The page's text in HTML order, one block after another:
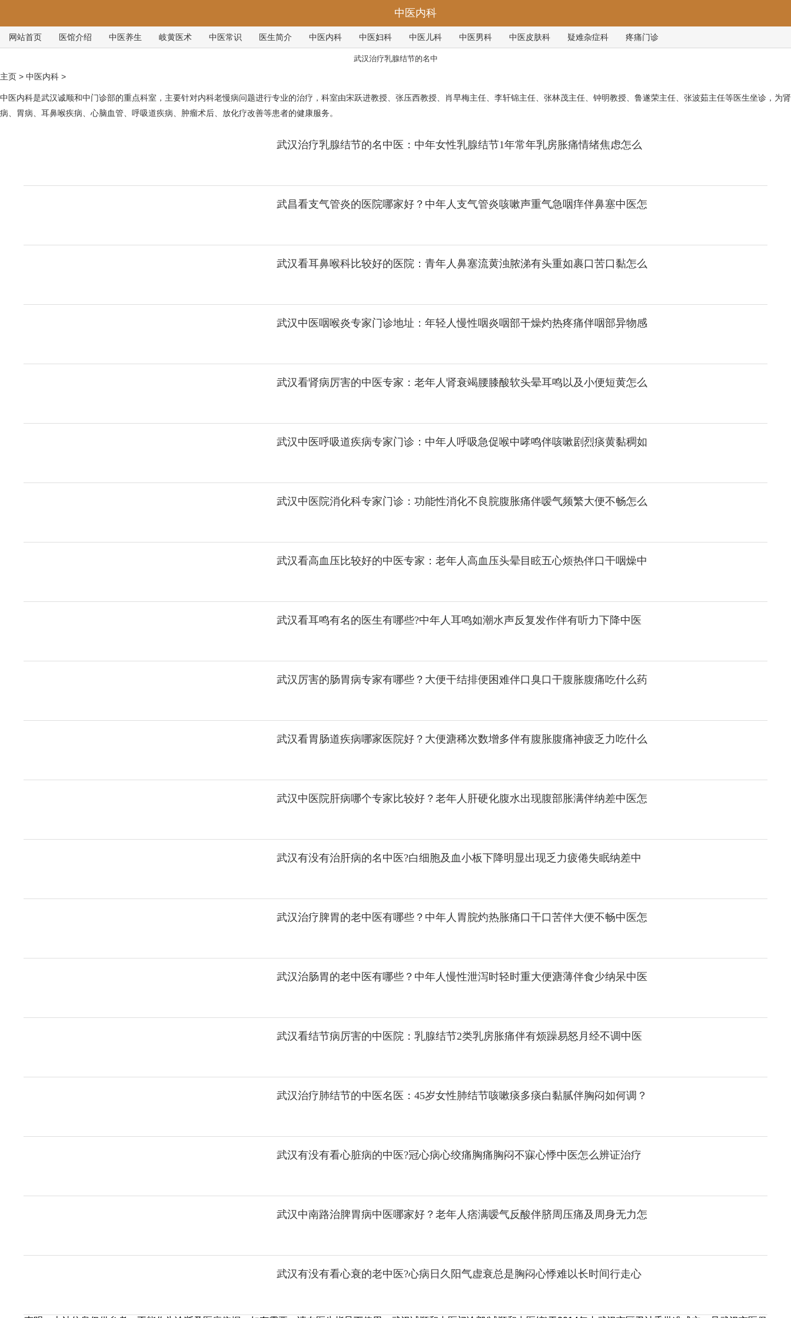
中医内科
网站首页 医馆介绍 中医养生 岐黄医术 中医常识 医生简介 中医内科 中医妇科 中医儿科 中医男科 中医皮肤科 疑难杂症科 疼痛门诊
武汉治疗乳腺结节的名中
主页 > 中医内科 >
中医内科是武汉诚顺和中门诊部的重点科室，主要针对内科老慢病问题进行专业的治疗，科室由宋跃进教授、张压西教授、肖早梅主任、李轩锦主任、张林茂主任、钟明教授、鲁遂荣主任、张波茹主任等医生坐诊，为肾
病、胃病、耳鼻喉疾病、心脑血管、呼吸道疾病、肿瘤术后、放化疗改善等患者的健康服务。
武汉治疗乳腺结节的名中医：中年女性乳腺结节1年常年乳房胀痛情绪焦虑怎么
武昌看支气管炎的医院哪家好？中年人支气管炎咳嗽声重气急咽痒伴鼻塞中医怎
武汉看耳鼻喉科比较好的医院：青年人鼻塞流黄浊脓涕有头重如裹口苦口黏怎么
武汉中医咽喉炎专家门诊地址：年轻人慢性咽炎咽部干燥灼热疼痛伴咽部异物感
武汉看肾病厉害的中医专家：老年人肾衰竭腰膝酸软头晕耳鸣以及小便短黄怎么
武汉中医呼吸道疾病专家门诊：中年人呼吸急促喉中哮鸣伴咳嗽剧烈痰黄黏稠如
武汉中医院消化科专家门诊：功能性消化不良脘腹胀痛伴嗳气频繁大便不畅怎么
武汉看高血压比较好的中医专家：老年人高血压头晕目眩五心烦热伴口干咽燥中
武汉看耳鸣有名的医生有哪些?中年人耳鸣如潮水声反复发作伴有听力下降中医
武汉厉害的肠胃病专家有哪些？大便干结排便困难伴口臭口干腹胀腹痛吃什么药
武汉看胃肠道疾病哪家医院好？大便溏稀次数增多伴有腹胀腹痛神疲乏力吃什么
武汉中医院肝病哪个专家比较好？老年人肝硬化腹水出现腹部胀满伴纳差中医怎
武汉有没有治肝病的名中医?白细胞及血小板下降明显出现乏力疲倦失眠纳差中
武汉治疗脾胃的老中医有哪些？中年人胃脘灼热胀痛口干口苦伴大便不畅中医怎
武汉治肠胃的老中医有哪些？中年人慢性泄泻时轻时重大便溏薄伴食少纳呆中医
武汉看结节病厉害的中医院：乳腺结节2类乳房胀痛伴有烦躁易怒月经不调中医
武汉治疗肺结节的中医名医：45岁女性肺结节咳嗽痰多痰白黏腻伴胸闷如何调？
武汉有没有看心脏病的中医?冠心病心绞痛胸痛胸闷不寐心悸中医怎么辨证治疗
武汉中南路治脾胃病中医哪家好？老年人痞满嗳气反酸伴脐周压痛及周身无力怎
武汉有没有看心衰的老中医?心病日久阳气虚衰总是胸闷心悸难以长时间行走心